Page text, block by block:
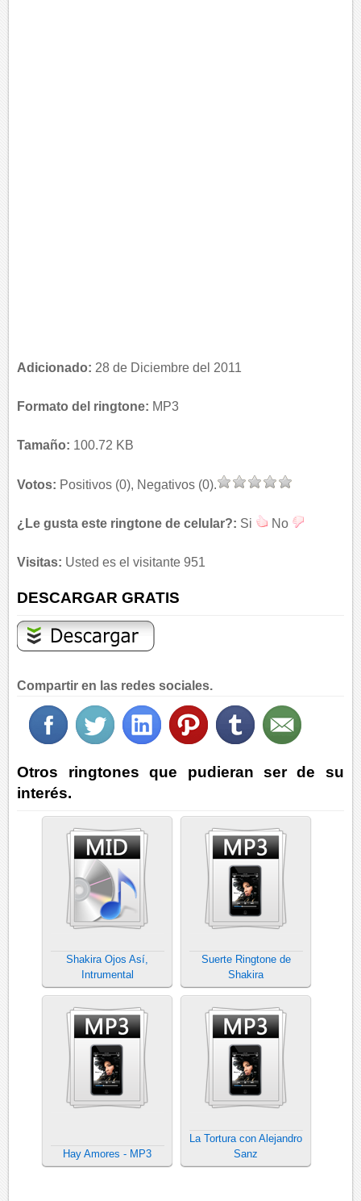
Adicionado: 28 de Diciembre del 2011
Formato del ringtone: MP3
Tamaño: 100.72 KB
Votos: Positivos (0), Negativos (0).
¿Le gusta este ringtone de celular?: Si No
Visitas: Usted es el visitante 951
DESCARGAR GRATIS
Compartir en las redes sociales.
Otros ringtones que pudieran ser de su
interés.
Shakira Ojos Así,
Intrumental
Suerte Ringtone de
Shakira
Hay Amores - MP3
La Tortura con Alejandro
Sanz